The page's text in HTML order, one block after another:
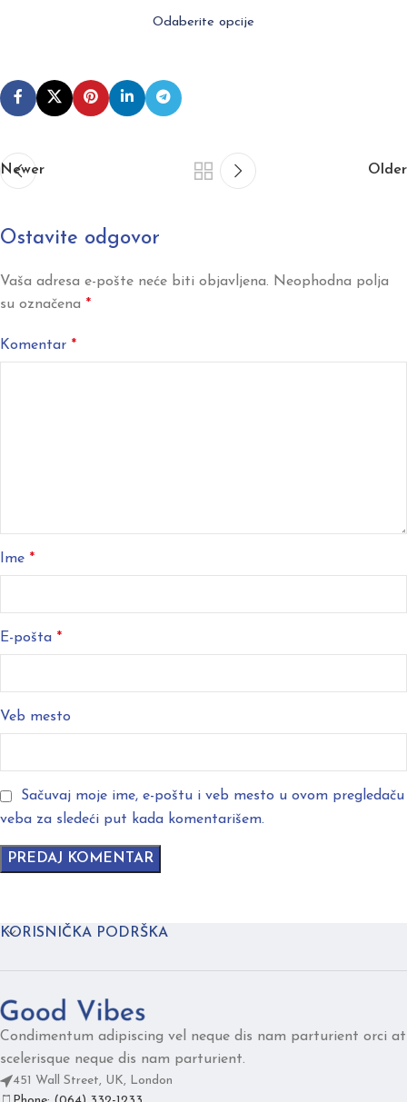
Odaberite opcije
Newer Older
Ostavite odgovor
Vaša adresa e-pošte neće biti objavljena. Neophodna polja
su označena *
Komentar *
Ime *
E-pošta *
Veb mesto
Sačuvaj moje ime, e-poštu i veb mesto u ovom pregledaču
veba za sledeći put kada komentarišem.
KORISNIČKA PODRŠKA
Condimentum adipiscing vel neque dis nam parturient orci at
scelerisque neque dis nam parturient.
451 Wall Street, UK, London